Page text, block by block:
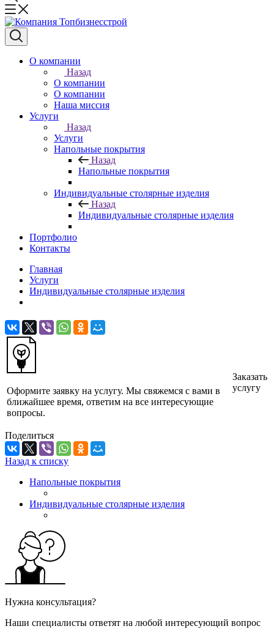
О компании
Назад
О компании
О компании
Наша миссия
Услуги
Назад
Услуги
Напольные покрытия
Назад
Напольные покрытия
Индивидуальные столярные изделия
Назад
Индивидуальные столярные изделия
Портфолио
Контакты
Главная
Услуги
Индивидуальные столярные изделия
Оформите заявку на услугу. Мы свяжемся с вами в
ближайшее время, ответим на все интересующие
вопросы.
Заказать
услугу
Поделиться
Назад к списку
Напольные покрытия
Индивидуальные столярные изделия
Нужна консультация?
Наши специалисты ответят на любой интересующий вопрос